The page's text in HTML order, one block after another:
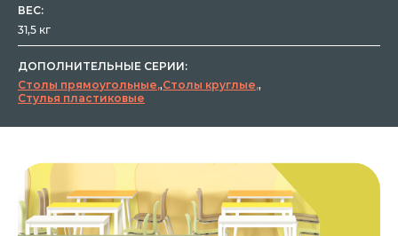
ВЕС:
31,5 кг
ДОПОЛНИТЕЛЬНЫЕ СЕРИИ:
Столы прямоугольные ,Столы круглые ,
Стулья пластиковые